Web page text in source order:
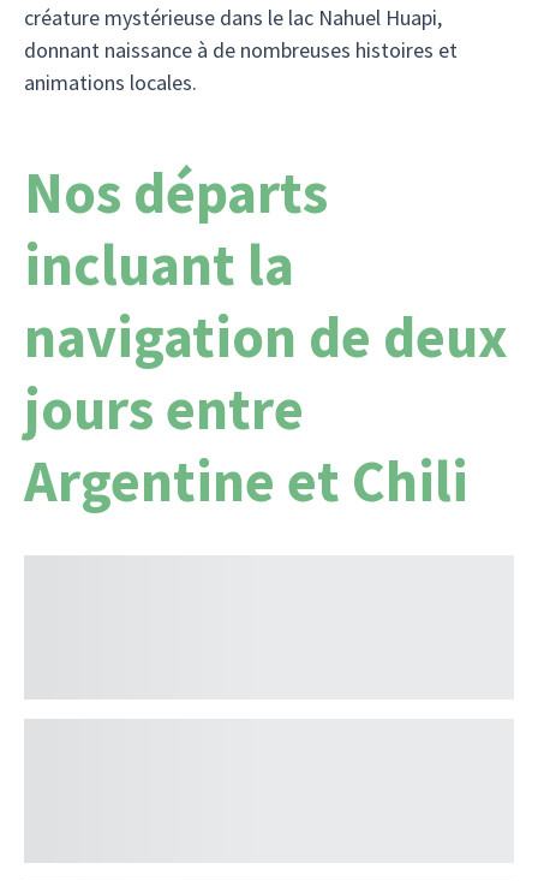
créature mystérieuse dans le lac Nahuel Huapi,
donnant naissance à de nombreuses histoires et
animations locales.
Nos départs
incluant la
navigation de deux
jours entre
Argentine et Chili